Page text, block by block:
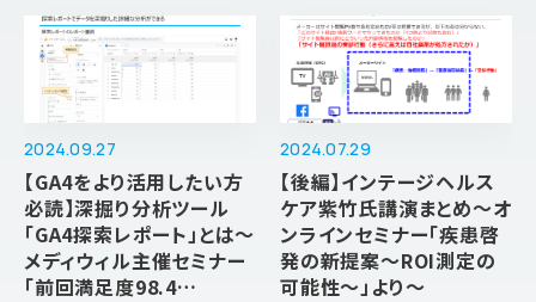
2024.09.27
【GA4をより活用したい方
必読】深掘り分析ツール
「GA4探索レポート」とは～
メディウィル主催セミナー
「前回満足度98.4…
2024.07.29
【後編】インテージヘルス
ケア紫竹氏講演まとめ～オ
ンラインセミナー「疾患啓
発の新提案～ROI測定の
可能性～」より～